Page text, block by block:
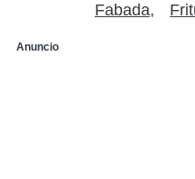
Fabada
Anuncio